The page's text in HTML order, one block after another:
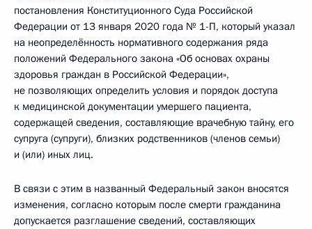
постановления Конституционного Суда Российской
Федерации от 13 января 2020 года № 1-П, который указал
на неопределённость нормативного содержания ряда
положений Федерального закона «Об основах охраны
здоровья граждан в Российской Федерации»,
не позволяющих определить условия и порядок доступа
к медицинской документации умершего пациента,
содержащей сведения, составляющие врачебную тайну, его
супруга (супруги), близких родственников (членов семьи)
и (или) иных лиц.
В связи с этим в названный Федеральный закон вносятся
изменения, согласно которым после смерти гражданина
допускается разглашение сведений, составляющих